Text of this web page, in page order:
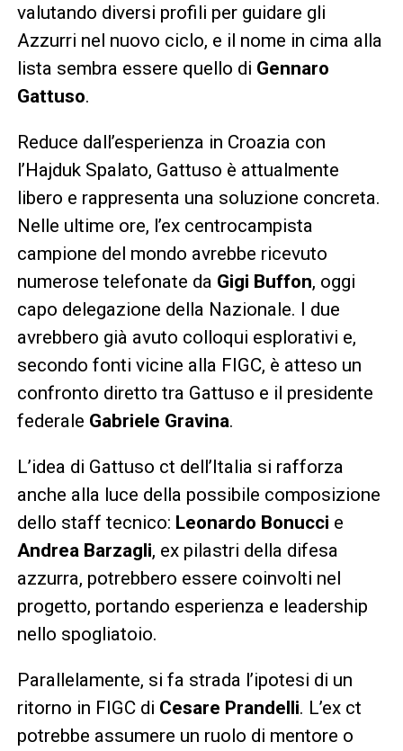
valutando diversi profili per guidare gli
Azzurri nel nuovo ciclo, e il nome in cima alla
lista sembra essere quello di Gennaro
Gattuso.
Reduce dall’esperienza in Croazia con
l’Hajduk Spalato, Gattuso è attualmente
libero e rappresenta una soluzione concreta.
Nelle ultime ore, l’ex centrocampista
campione del mondo avrebbe ricevuto
numerose telefonate da Gigi Buffon, oggi
capo delegazione della Nazionale. I due
avrebbero già avuto colloqui esplorativi e,
secondo fonti vicine alla FIGC, è atteso un
confronto diretto tra Gattuso e il presidente
federale Gabriele Gravina.
L’idea di Gattuso ct dell’Italia si rafforza
anche alla luce della possibile composizione
dello staff tecnico: Leonardo Bonucci e
Andrea Barzagli, ex pilastri della difesa
azzurra, potrebbero essere coinvolti nel
progetto, portando esperienza e leadership
nello spogliatoio.
Parallelamente, si fa strada l’ipotesi di un
ritorno in FIGC di Cesare Prandelli. L’ex ct
potrebbe assumere un ruolo di mentore o